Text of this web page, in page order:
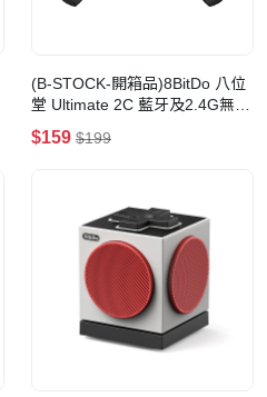
(B-STOCK-開箱品)8BitDo 八位
堂 Ultimate 2C 藍牙及2.4G無線
控制器(透明黑)
$159 $199